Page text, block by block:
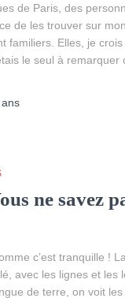
de Paris, des
de les trouver sur
familiers. Elles, je crois
le seul à
ne savez
c’est tranquille !
avec les lignes et les
de terre, on voit